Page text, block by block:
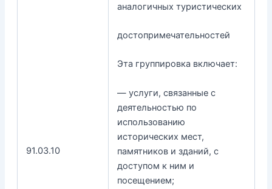
91.03.10
аналогичных туристических
достопримечательностей
Эта группировка включает:
— услуги, связанные с
деятельностью по
использованию
исторических мест,
памятников и зданий, с
доступом к ним и
посещением;